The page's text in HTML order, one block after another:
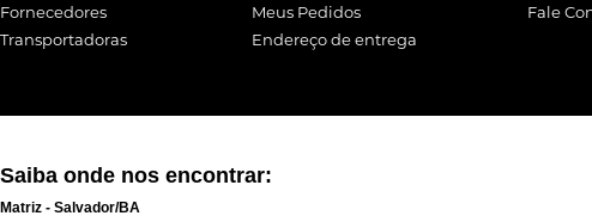
Fornecedores
Transportadoras
Meus Pedidos
Endereço de entrega
Fale
Saiba onde nos encontrar:
Matriz - Salvador/BA